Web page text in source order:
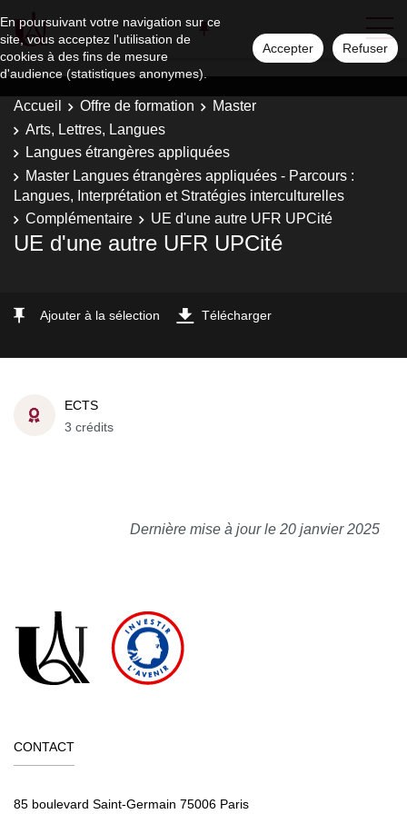
En poursuivant votre navigation sur ce
site, vous acceptez l'utilisation de
cookies à des fins de mesure
d'audience (statistiques anonymes).
Accepter Refuser
Accueil Offre de formation
Master
Arts, Lettres, Langues
Langues étrangères appliquées
Master Langues étrangères appliquées - Parcours :
Langues, Interprétation et Stratégies interculturelles
Complémentaire
UE d'une autre UFR UPCité
UE d'une autre UFR UPCité
Ajouter à la sélection Télécharger
ECTS
3 crédits
Dernière mise à jour le 20 janvier 2025
CONTACT
85 boulevard Saint-Germain 75006 Paris